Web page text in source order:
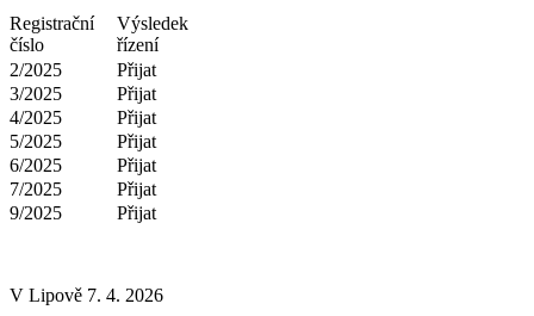
Registrační
číslo
Výsledek
řízení
2/2025
Přijat
3/2025
Přijat
4/2025
Přijat
5/2025
Přijat
6/2025
Přijat
7/2025
Přijat
9/2025
Přijat
V Lipově 7. 4. 2026